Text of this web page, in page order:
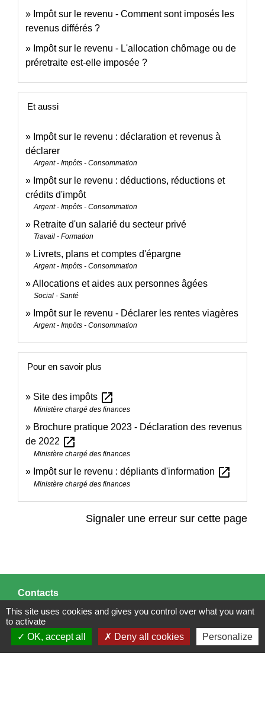
Impôt sur le revenu - Comment sont imposés les
revenus différés ?
Impôt sur le revenu - L'allocation chômage ou de
préretraite est-elle imposée ?
Et aussi
Impôt sur le revenu : déclaration et revenus à
déclarer
Argent - Impôts - Consommation
Impôt sur le revenu : déductions, réductions et
crédits d'impôt
Argent - Impôts - Consommation
Retraite d'un salarié du secteur privé
Travail - Formation
Livrets, plans et comptes d'épargne
Argent - Impôts - Consommation
Allocations et aides aux personnes âgées
Social - Santé
Impôt sur le revenu - Déclarer les rentes viagères
Argent - Impôts - Consommation
Pour en savoir plus
Site des impôts open_in_new
Ministère chargé des finances
Brochure pratique 2023 - Déclaration des revenus
de 2022 open_in_new
Ministère chargé des finances
Impôt sur le revenu : dépliants d'information open_in_new
Ministère chargé des finances
Signaler une erreur sur cette page
Contacts
Mairie de Brains
2 place de la Mairie
44830 Brains - FRANCE
This site uses cookies and gives you control over what you want
to activate
OK, accept all
Deny all cookies Personalize